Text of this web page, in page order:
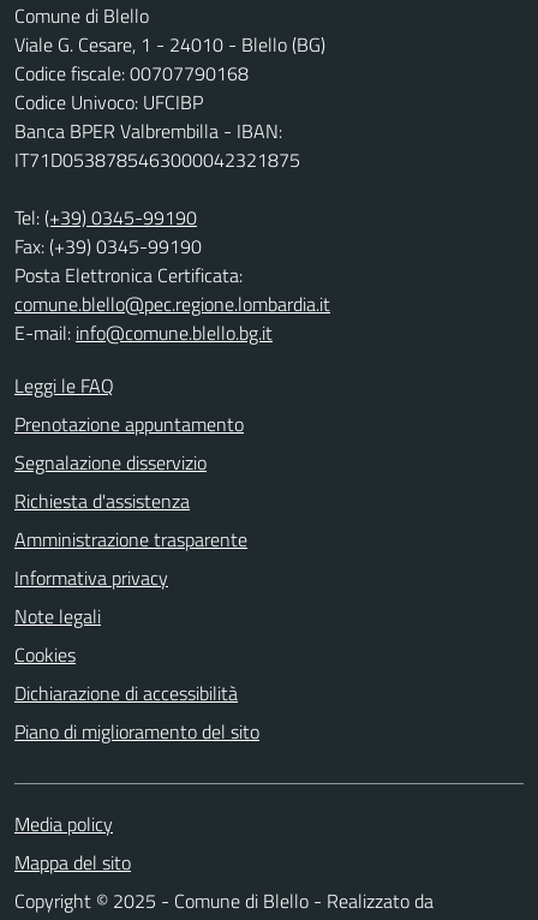
Comune di Blello
Viale G. Cesare, 1 - 24010 - Blello (BG)
Codice fiscale: 00707790168
Codice Univoco: UFCIBP
Banca BPER Valbrembilla - IBAN:
IT71D0538785463000042321875
Tel:(+39) 0345-99190
Fax: (+39) 0345-99190
Posta Elettronica Certificata:
comune.blello@pec.regione.lombardia.it
E-mail: info@comune.blello.bg.it
Leggi le FAQ
Prenotazione appuntamento
Segnalazione disservizio
Richiesta d'assistenza
Amministrazione trasparente
Informativa privacy
Note legali
Cookies
Dichiarazione di accessibilità
Piano di miglioramento del sito
Media policy
Mappa del sito
Copyright © 2025 - Comune di Blello - Realizzato da